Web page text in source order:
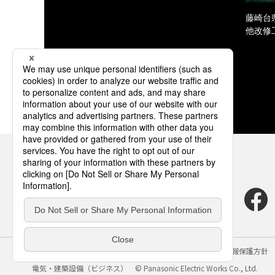
藤崎台
他改修
サイトのご利用にあたって クッキーポリシー
個人情報保護方針
電気・建築設備（ビジネス）
© Panasonic Electric Works Co., Ltd.